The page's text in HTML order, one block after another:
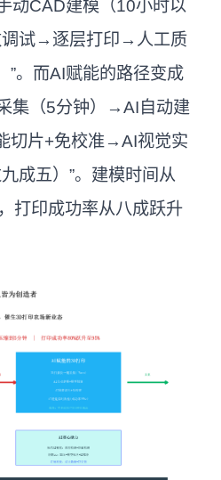
动CAD建模（10小时以
试→逐层打印→人工质
”。而AI赋能的路径变成
集（5分钟）→AI自动建
切片+免校准→AI视觉实
成五）”。建模时间从
打印成功率从八成跃升